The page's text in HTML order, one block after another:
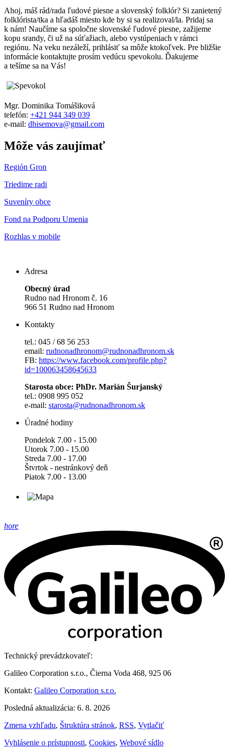
Ahoj, máš rád/rada ľudové piesne a slovenský folklór? Si zanietený
folklórista/tka a hľadáš miesto kde by si sa realizoval/la. Pridaj sa
k nám! Naučíme sa spoločne slovenské ľudové piesne, zažijeme
kopu srandy, či už na súťažiach, alebo vystúpeniach v rámci
regiónu. Na veku nezáleží, prihlásiť sa môže ktokoľvek. Pre bližšie
informácie kontaktujte prosím vedúcu spevokolu. Ďakujeme
a tešíme sa na Vás!
Mgr. Dominika Tomášiková
telefón: +421 944 349 039
e-mail: dhisemova@gmail.com
Môže vás zaujímať
Región Gron
Triedime radi
Suveníry obce
Fond na Podporu Umenia
Rozhlas v mobile
Adresa
Obecný úrad
Rudno nad Hronom č. 16
966 51 Rudno nad Hronom
Kontakty
tel.: 045 / 68 56 253
email: rudnonadhronom@rudnonadhronom.sk
FB: https://www.facebook.com/profile.php?
id=100063458645633
Starosta obce: PhDr. Marián Šurjanský
tel.: 0908 995 052
e-mail: starosta@rudnonadhronom.sk
Úradné hodiny
Pondelok 7.00 - 15.00
Utorok 7.00 - 15.00
Streda 7.00 - 17.00
Štvrtok - nestránkový deň
Piatok 7.00 - 13.00
hore
Technický prevádzkovateľ:
Galileo Corporation s.r.o., Čierna Voda 468, 925 06
Kontakt: Galileo Corporation s.r.o.
Posledná aktualizácia: 6. 8. 2026
Zmena vzhľadu, Štruktúra stránok, RSS, Vytlačiť
Vyhlásenie o prístupnosti, Cookies, Webové sídlo